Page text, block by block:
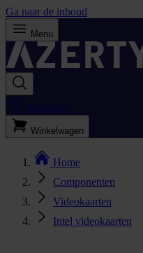
Ga naar de inhoud
Menu
Bestellijst
Winkelwagen
Home
Componenten
Videokaarten
Intel videokaarten